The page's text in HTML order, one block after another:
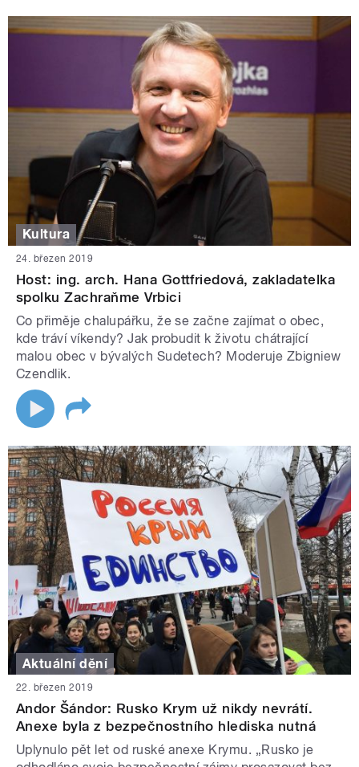
Kultura
24. březen 2019
Host: ing. arch. Hana Gottfriedová, zakladatelka
spolku Zachraňme Vrbici
Co přiměje chalupářku, že se začne zajímat o obec,
kde tráví víkendy? Jak probudit k životu chátrající
malou obec v bývalých Sudetech? Moderuje Zbigniew
Czendlik.
Aktuální dění
22. březen 2019
Andor Šándor: Rusko Krym už nikdy nevrátí.
Anexe byla z bezpečnostního hlediska nutná
Uplynulo pět let od ruské anexe Krymu. „Rusko je